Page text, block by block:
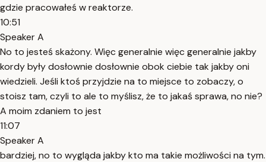
gdzie pracowałeś w reaktorze.
10:51
Speaker A
No to jesteś skażony. Więc generalnie więc generalnie jakby
kordy były dosłownie dosłownie obok ciebie tak jakby oni
wiedzieli. Jeśli ktoś przyjdzie na to miejsce to zobaczy, o
stoisz tam, czyli to ale to myślisz, że to jakaś sprawa, no nie?
A moim zdaniem to jest
11:07
Speaker A
bardziej, no to wygląda jakby kto ma takie możliwości na tym.